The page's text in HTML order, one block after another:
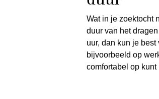
Wat in je zoektocht
duur van het
uur, dan kun je
bijvoorbeeld op
comfortabel op kunt